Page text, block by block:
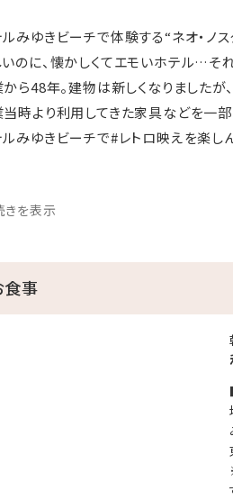
みゆきビーチで体験する“ネオ・ノ
のに、懐かしくてエモいホテル…そ
ら48年。建物は新しくなりましたが、
時より利用してきた家具などを一
みゆきビーチで#レトロ映えを楽し
レトロな柄が大人気の「アデリアグ
ロな柄のアデリアグラス貸出（人数分
なドリンク1本お渡し（人数分）
トロ映えを狙って♪チェキで思い出作
キ専用フィルムチェキ専用フィルム1
デリアグラス・チェキはお持ち帰りい
を表示
食事